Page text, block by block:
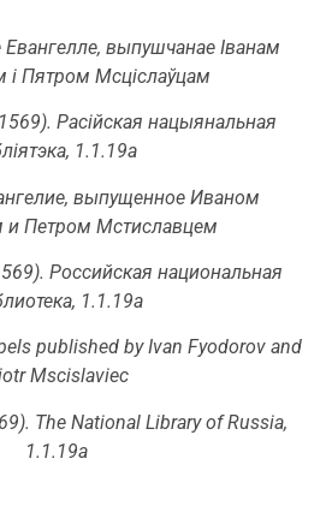
выпушчанае Іванам
i Пятром Мсціслаўцам
Расійская нацыянальная
1.1.19а
выпущенное Иваном
Петром Мстиславцем
Российская национальная
1.1.19а
published by Ivan Fyodorov and
Mscislaviec
National Library of Russia,
1.1.19а